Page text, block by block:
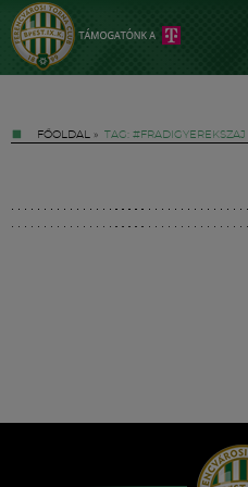
FŐOLDAL » TAG: #FRADIGYEREKSZAJ
Hírek